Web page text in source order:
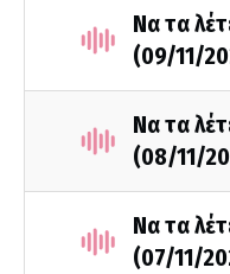
Να τα
(09/11/
Να τα
(08/11/
Να τα
(07/11/